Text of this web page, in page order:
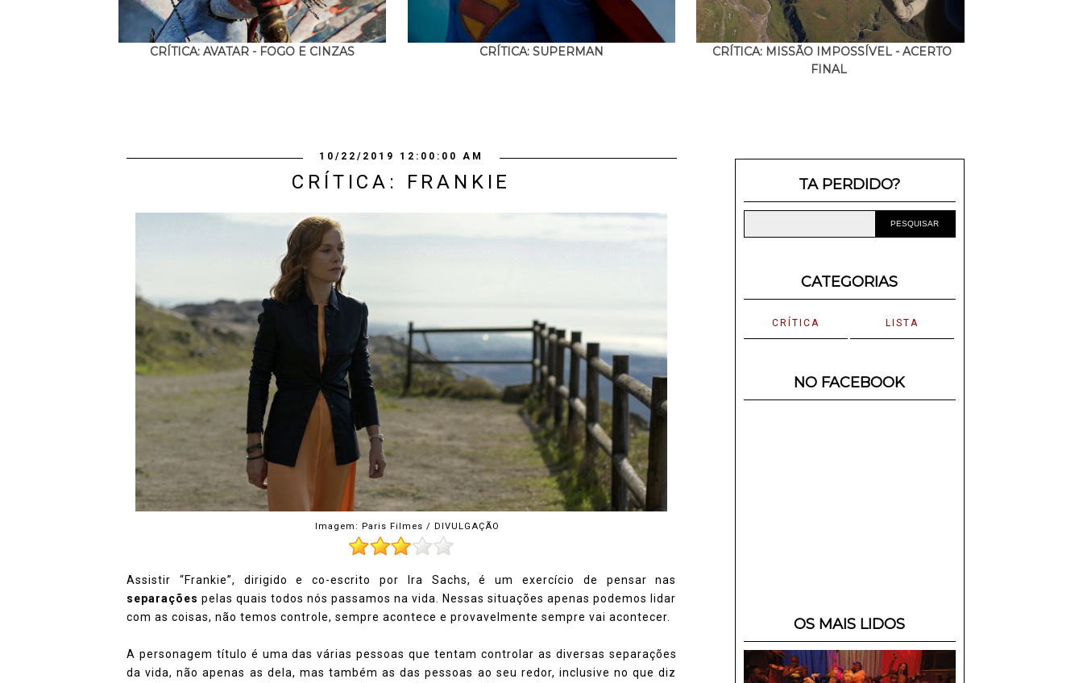
CRÍTICA: AVATAR - FOGO E CINZAS CRÍTICA: SUPERMAN
CRÍTICA: MISSÃO IMPOSSÍVEL - ACERTO
FINAL
10/22/2019 12:00:00 AM
CRÍTICA: FRANKIE
Imagem: Paris Filmes / DIVULGAÇÃO
Assistir “Frankie”, dirigido e co-escrito por Ira Sachs, é um exercício de pensar nas
separações pelas quais todos nós passamos na vida. Nessas situações apenas podemos lidar
com as coisas, não temos controle, sempre acontece e provavelmente sempre vai acontecer.
A personagem título é uma das várias pessoas que tentam controlar as diversas separações
da vida, não apenas as dela, mas também as das pessoas ao seu redor, inclusive no que diz
TA PERDIDO?
CATEGORIAS
CRÍTICA LISTA
NO FACEBOOK
OS MAIS LIDOS